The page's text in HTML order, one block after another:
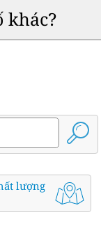
khác?
lượng